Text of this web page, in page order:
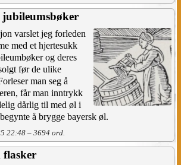
varslet jeg forleden
med et hjertesukk
og deres
før de ulike
man seg å
får man inntrykk
dårlig til med øl i
å brygge bayersk øl.
22:48 – 3694 ord.
flasker